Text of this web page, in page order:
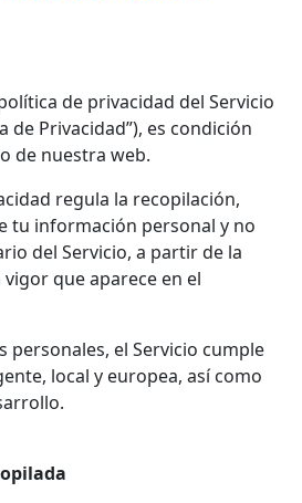
de privacidad del Servicio
de Privacidad”), es condición
de nuestra web.
regula la recopilación,
tu información personal y no
del Servicio, a partir de la
que aparece en el
personales, el Servicio cumple
local y europea, así como